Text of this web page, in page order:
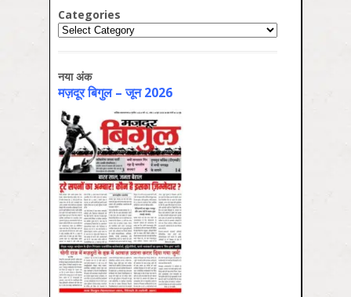
Categories
Categories
नया अंक
मज़दूर बिगुल – जून 2026